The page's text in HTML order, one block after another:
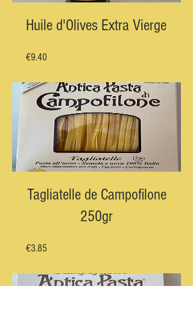
Huile d'Olives Extra Vierge
€9.40Prix
Tagliatelle de Campofilone
250gr
€3.85